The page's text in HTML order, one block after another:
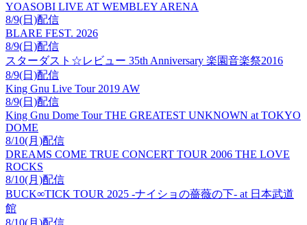
YOASOBI LIVE AT WEMBLEY ARENA
8/9(日)配信
BLARE FEST. 2026
8/9(日)配信
スターダスト☆レビュー 35th Anniversary 楽園音楽祭2016
8/9(日)配信
King Gnu Live Tour 2019 AW
8/9(日)配信
King Gnu Dome Tour THE GREATEST UNKNOWN at TOKYO
DOME
8/10(月)配信
DREAMS COME TRUE CONCERT TOUR 2006 THE LOVE
ROCKS
8/10(月)配信
BUCK∞TICK TOUR 2025 -ナイショの薔薇の下- at 日本武道
館
8/10(月)配信